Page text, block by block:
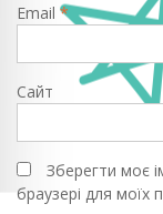
Email *
Сайт
Зберегти моє
браузері для моїх